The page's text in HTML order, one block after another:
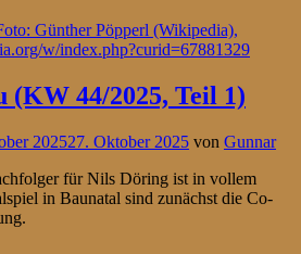
(KW 44/2025, Teil 1)
202527. Oktober 2025 von Gunnar
für Nils Döring ist in vollem
in Baunatal sind zunächst die Co-